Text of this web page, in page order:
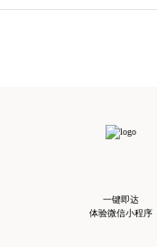
一键即达
体验微信小程序